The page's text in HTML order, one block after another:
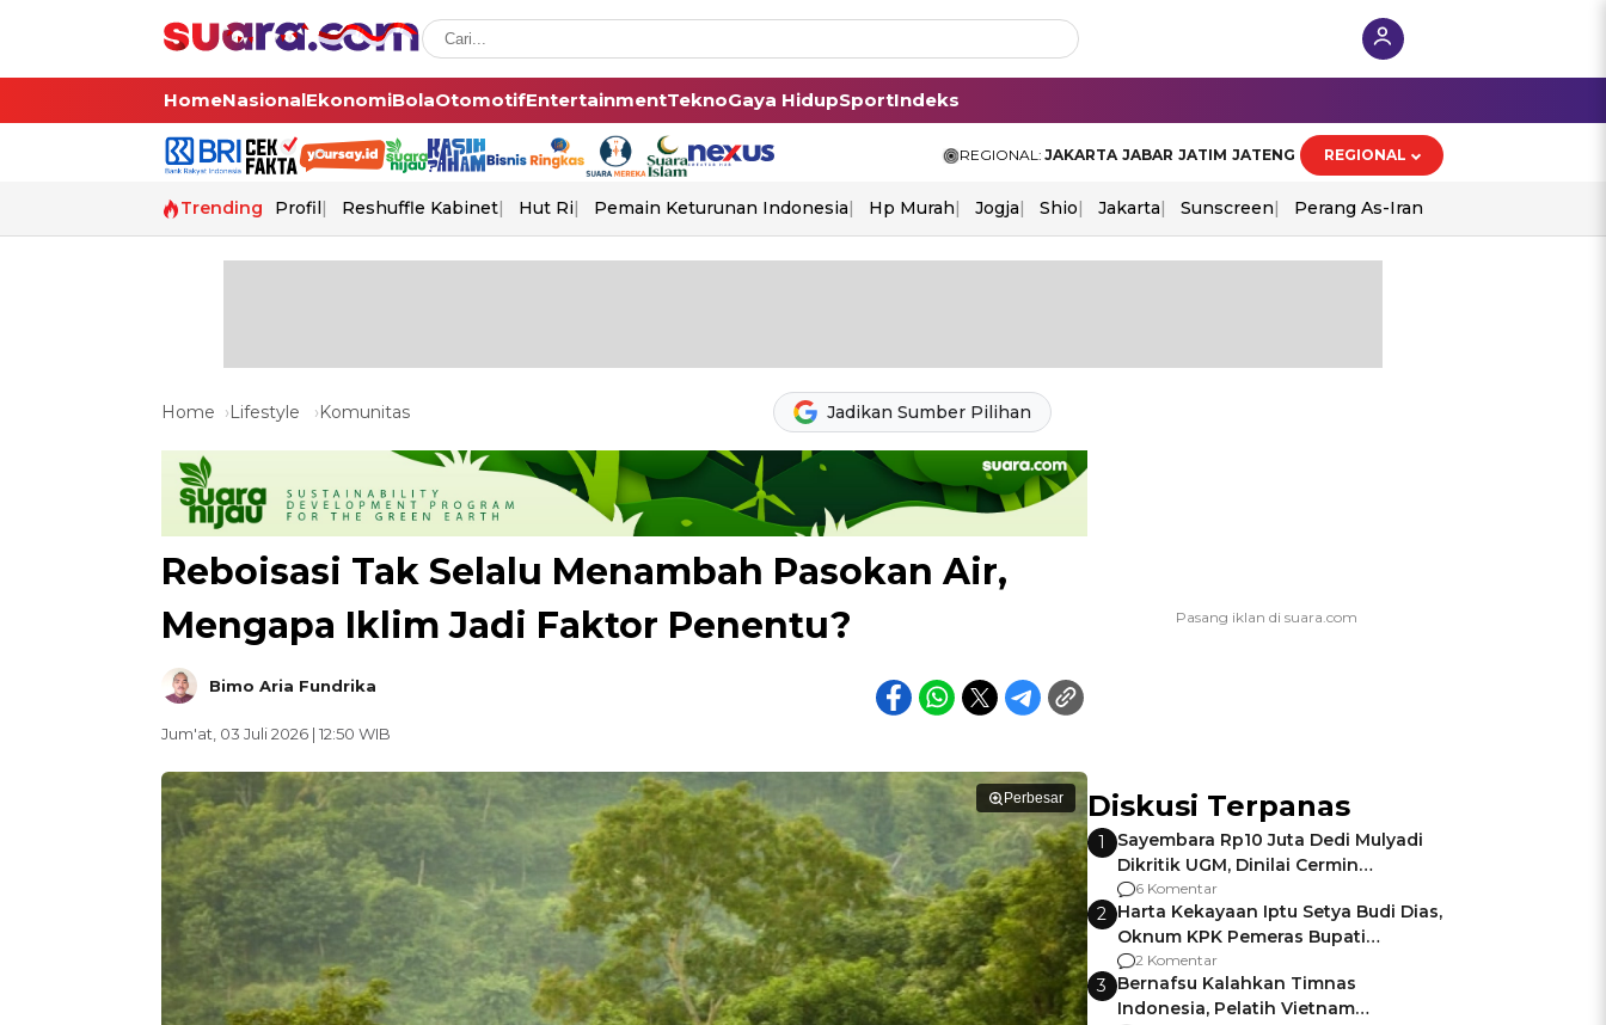
HomeNasionalEkonomiBolaOtomotifEntertainmentTeknoGaya HidupSportIndeks
REGIONAL: JAKARTA JABAR JATIM JATENG REGIONAL
Trending Profil Reshuffle Kabinet Hut Ri Pemain Keturunan Indonesia Hp Murah Jogja Shio Jakarta Sunscreen Perang As-Iran
Home Lifestyle Komunitas Jadikan Sumber Pilihan
Reboisasi Tak Selalu Menambah Pasokan Air,
Mengapa Iklim Jadi Faktor Penentu?
Bimo Aria Fundrika
Jum'at, 03 Juli 2026 | 12:50 WIB
Perbesar Diskusi Terpanas
1
Sayembara Rp10 Juta Dedi Mulyadi
Dikritik UGM, Dinilai Cermin
Gagalnya Negara Jamin Keamanan
6 Komentar
2 Harta Kekayaan Iptu Setya Budi Dias,
Oknum KPK Pemeras Bupati
Pemalang
2 Komentar
3 Bernafsu Kalahkan Timnas
Indonesia, Pelatih Vietnam